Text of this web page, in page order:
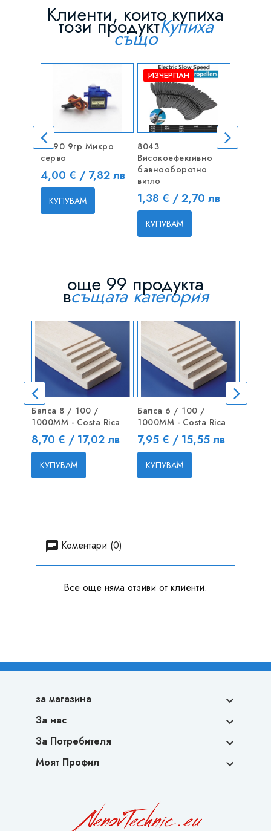
Клиенти, които купиха
този продуктКупиха
също
SG90 9гр Микро
серво
Цена
4,00 € / 7,82 лв
КУПУВАМ
ИЗЧЕРПАН
8043
Високоефективно
бавнооборотно
витло
Цена
1,38 € / 2,70 лв
КУПУВАМ
4mm
още 99 продукта
всъщата категория
Балса 8 / 100 /
1000MM - Costa Rica
Цена
8,70 € / 17,02 лв
КУПУВАМ
Балса 6 / 100 /
1000MM - Costa Rica
Цена
7,95 € / 15,55 лв
КУПУВАМ
Коментари (0)
Все още няма отзиви от клиенти.
за магазина 
За нас 
За Потребителя 
Моят Профил 